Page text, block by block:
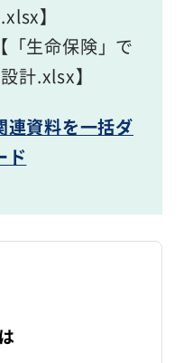
】
「生命保険」で
計.xlsx】
連資料を一括ダ
ド